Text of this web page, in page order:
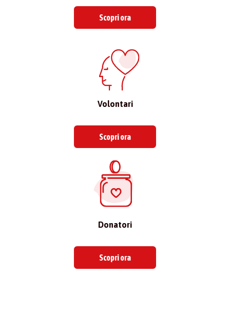
Scopri ora
Volontari
Scopri ora
Donatori
Scopri ora